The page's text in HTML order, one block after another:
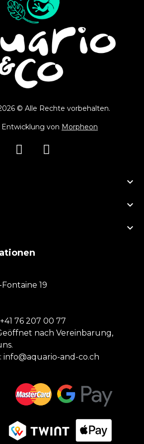
© Alle Rechte vorbehalten.
Entwicklung von Morpheon



19
+41 76 207 00 77
nach Vereinbarung,
info@aquario-and-co.ch